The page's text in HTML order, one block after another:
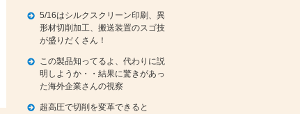
5/16はシルクスクリーン印刷、異
形材切削加工、搬送装置のスゴ技
が盛りだくさん！
この製品知ってるよ、代わりに説
明しようか・・結果に驚きがあっ
た海外企業さんの視察
超高圧で切削を変革できると